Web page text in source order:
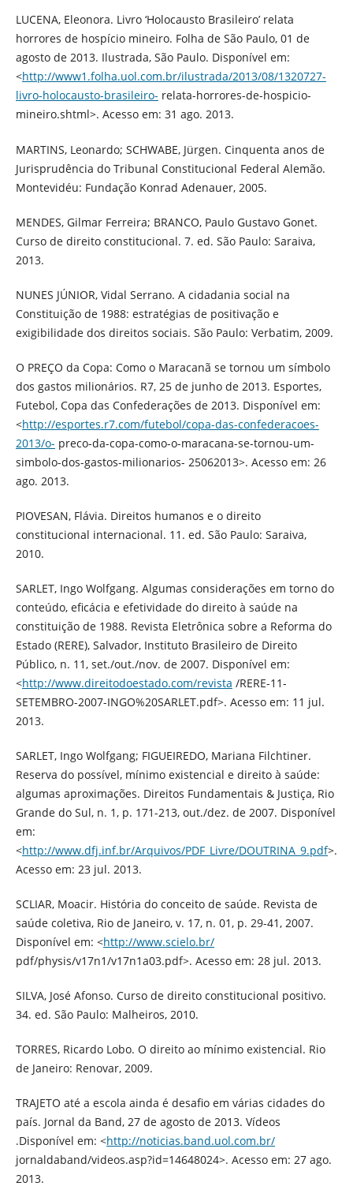
LUCENA, Eleonora. Livro ‘Holocausto Brasileiro’ relata
horrores de hospício mineiro. Folha de São Paulo, 01 de
agosto de 2013. Ilustrada, São Paulo. Disponível em:
<http://www1.folha.uol.com.br/ilustrada/2013/08/1320727-
livro-holocausto-brasileiro- relata-horrores-de-hospicio-
mineiro.shtml>. Acesso em: 31 ago. 2013.
MARTINS, Leonardo; SCHWABE, Jürgen. Cinquenta anos de
Jurisprudência do Tribunal Constitucional Federal Alemão.
Montevidéu: Fundação Konrad Adenauer, 2005.
MENDES, Gilmar Ferreira; BRANCO, Paulo Gustavo Gonet.
Curso de direito constitucional. 7. ed. São Paulo: Saraiva,
2013.
NUNES JÚNIOR, Vidal Serrano. A cidadania social na
Constituição de 1988: estratégias de positivação e
exigibilidade dos direitos sociais. São Paulo: Verbatim, 2009.
O PREÇO da Copa: Como o Maracanã se tornou um símbolo
dos gastos milionários. R7, 25 de junho de 2013. Esportes,
Futebol, Copa das Confederações de 2013. Disponível em:
<http://esportes.r7.com/futebol/copa-das-confederacoes-
2013/o- preco-da-copa-como-o-maracana-se-tornou-um-
simbolo-dos-gastos-milionarios- 25062013>. Acesso em: 26
ago. 2013.
PIOVESAN, Flávia. Direitos humanos e o direito
constitucional internacional. 11. ed. São Paulo: Saraiva,
2010.
SARLET, Ingo Wolfgang. Algumas considerações em torno do
conteúdo, eficácia e efetividade do direito à saúde na
constituição de 1988. Revista Eletrônica sobre a Reforma do
Estado (RERE), Salvador, Instituto Brasileiro de Direito
Público, n. 11, set./out./nov. de 2007. Disponível em:
<http://www.direitodoestado.com/revista /RERE-11-
SETEMBRO-2007-INGO%20SARLET.pdf>. Acesso em: 11 jul.
2013.
SARLET, Ingo Wolfgang; FIGUEIREDO, Mariana Filchtiner.
Reserva do possível, mínimo existencial e direito à saúde:
algumas aproximações. Direitos Fundamentais & Justiça, Rio
Grande do Sul, n. 1, p. 171-213, out./dez. de 2007. Disponível
em:
<http://www.dfj.inf.br/Arquivos/PDF_Livre/DOUTRINA_9.pdf>.
Acesso em: 23 jul. 2013.
SCLIAR, Moacir. História do conceito de saúde. Revista de
saúde coletiva, Rio de Janeiro, v. 17, n. 01, p. 29-41, 2007.
Disponível em: <http://www.scielo.br/
pdf/physis/v17n1/v17n1a03.pdf>. Acesso em: 28 jul. 2013.
SILVA, José Afonso. Curso de direito constitucional positivo.
34. ed. São Paulo: Malheiros, 2010.
TORRES, Ricardo Lobo. O direito ao mínimo existencial. Rio
de Janeiro: Renovar, 2009.
TRAJETO até a escola ainda é desafio em várias cidades do
país. Jornal da Band, 27 de agosto de 2013. Vídeos
.Disponível em: <http://noticias.band.uol.com.br/
jornaldaband/videos.asp?id=14648024>. Acesso em: 27 ago.
2013.